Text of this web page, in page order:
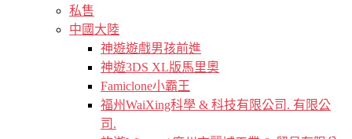
私售
中國大陸
神遊遊戲男孩前進
神遊3DS XL版馬里奧
Famiclone小霸王
福州WaiXing科學 & 科技有限公司. 有限公
司.